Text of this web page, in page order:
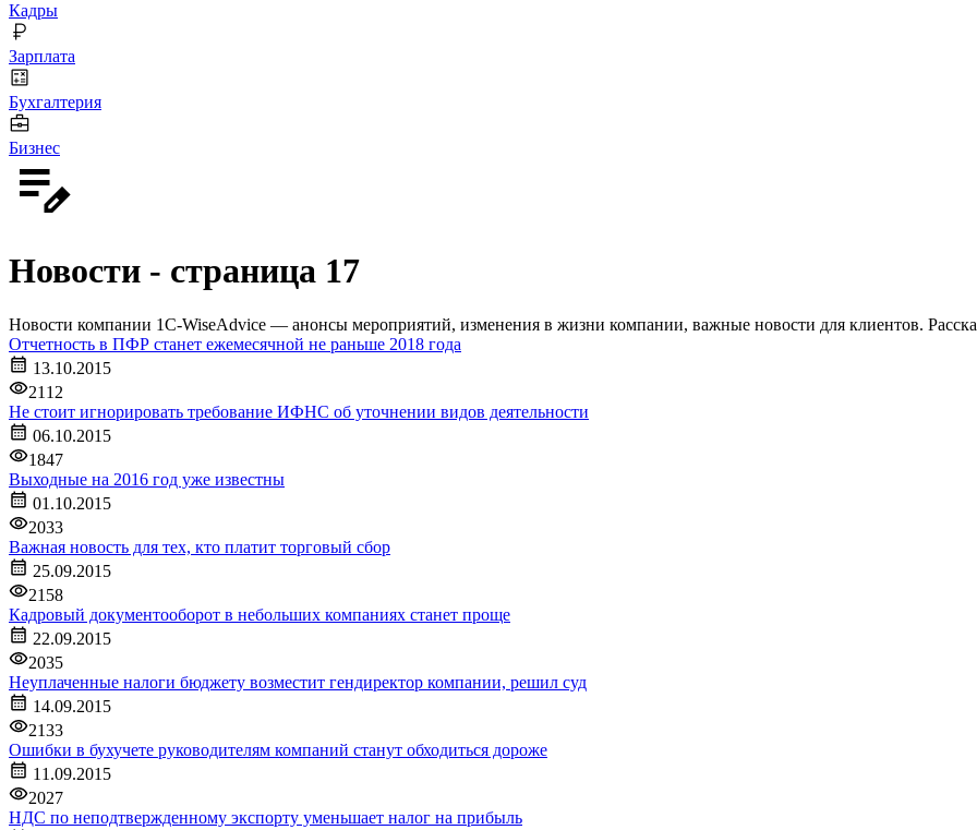
Кадры
Зарплата
Бухгалтерия
Бизнес
Новости - страница 17
Новости компании 1С-WiseAdvice — анонсы мероприятий, изменения в жизни компании, важные новости для клиентов.
Отчетность в ПФР станет ежемесячной не раньше 2018 года
13.10.2015
2112
Не стоит игнорировать требование ИФНС об уточнении видов деятельности
06.10.2015
1847
Выходные на 2016 год уже известны
01.10.2015
2033
Важная новость для тех, кто платит торговый сбор
25.09.2015
2158
Кадровый документооборот в небольших компаниях станет проще
22.09.2015
2035
Неуплаченные налоги бюджету возместит гендиректор компании, решил суд
14.09.2015
2133
Ошибки в бухучете руководителям компаний станут обходиться дороже
11.09.2015
2027
НДС по неподтвержденному экспорту уменьшает налог на прибыль